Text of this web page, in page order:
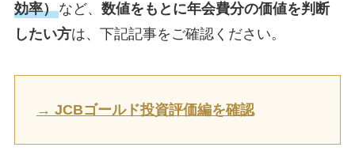
効率）など、 数値をもとに年会費分の価値を判断
したい方は、下記記事をご確認ください。
→ JCBゴールド投資評価編を確認